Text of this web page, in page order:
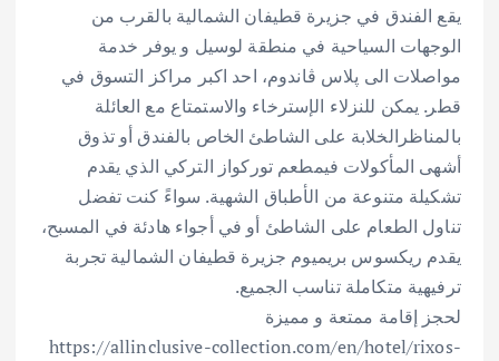
يقع الفندق في جزيرة قطيفان الشمالية بالقرب من
الوجهات السياحية في منطقة لوسيل و يوفر خدمة
مواصلات الى پلاس ڤاندوم، احد اكبر مراكز التسوق في
قطر. يمكن للنزلاء الإسترخاء والاستمتاع مع العائلة
بالمناظرالخلابة على الشاطئ الخاص بالفندق أو تذوق
أشهى المأكولات فيمطعم توركواز التركي الذي يقدم
تشكيلة متنوعة من الأطباق الشهية. سواءً كنت تفضل
تناول الطعام على الشاطئ أو في أجواء هادئة في المسبح،
يقدم ريكسوس بريميوم جزيرة قطيفان الشمالية تجربة
ترفيهية متكاملة تناسب الجميع.
لحجز إقامة ممتعة و مميزة
‏https://allinclusive-collection.com/en/hotel/rixos-